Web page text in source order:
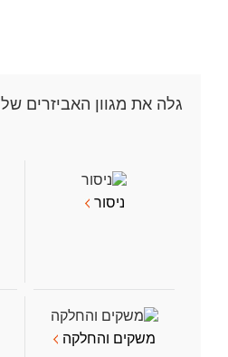
גלה את מגוון האביזרים של FEIN
ניסור
משקים והחלקה